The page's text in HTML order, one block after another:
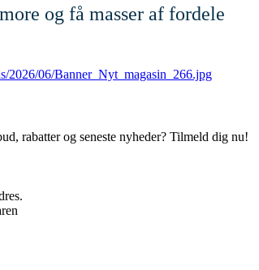
og få masser af fordele
rabatter og seneste nyheder? Tilmeld dig nu!